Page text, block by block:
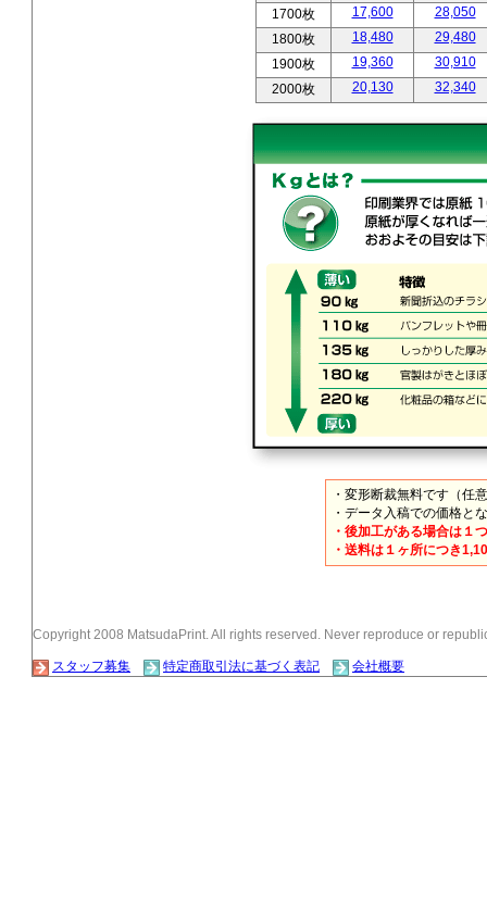
1700枚
17,600
28,050
1800枚
18,480
29,480
1900枚
19,360
30,910
2000枚
20,130 32,340
・変形断裁無料です（任
・データ入稿での価格
・後加工がある場合は１
・送料は１ヶ所につき
Copyright 2008 MatsudaPrint. All rights reserved. Never reproduce or
スタッフ募集 特定商取引法に基づく表記 会社概要